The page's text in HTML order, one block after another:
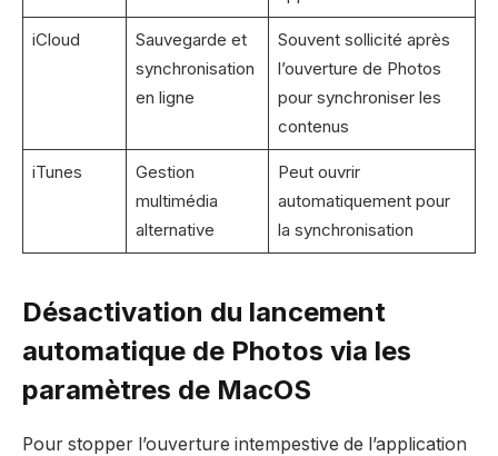
iCloud
Sauvegarde et
synchronisation
en ligne
Souvent sollicité après
l’ouverture de Photos
pour synchroniser les
contenus
iTunes
Gestion
multimédia
alternative
Peut ouvrir
automatiquement pour
la synchronisation
Désactivation du lancement
automatique de Photos via les
paramètres de MacOS
Pour stopper l’ouverture intempestive de l’application